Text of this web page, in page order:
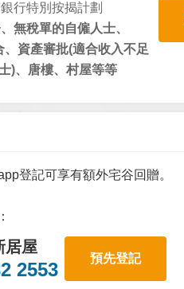
銀行特別按揭計劃
無稅單的自僱人士、
、資產審批(適合收入不足
)、唐樓、村屋等等
登記可享有額外宅谷回贈。
居屋
2553
預先登記